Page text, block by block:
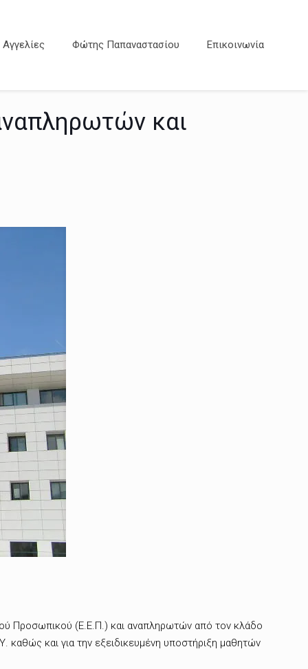
Αγγελίες Φώτης Παπαναστασίου Επικοινωνία
και
Προσωπικού (Ε.Ε.Π.) και αναπληρωτών από τον κλάδο
και για την εξειδικευμένη υποστήριξη μαθητών